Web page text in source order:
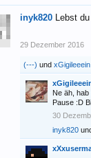
inyk820 Lebst
29 Dezember 2016
(---) und xGigileeein
Ne äh,
Pause :D
30
inyk820